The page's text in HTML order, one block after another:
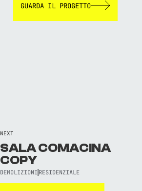
GUARDA IL PROGETTO
NEXT
SALA COMACINA
COPY
DEMOLIZIONI RESIDENZIALE